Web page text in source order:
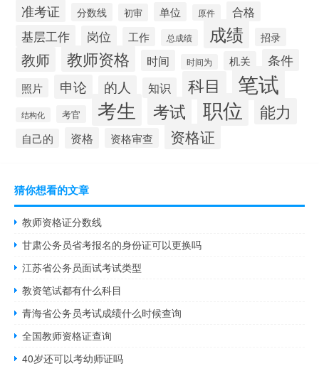
准考证 分数线 初审 单位 原件 合格
基层工作 岗位 工作 总成绩 成绩 招录
教师 教师资格 时间 时间为 机关 条件
照片 申论 的人 知识 科目 笔试
结构化 考官 考生 考试 职位 能力
自己的 资格 资格审查 资格证
猜你想看的文章
教师资格证分数线
甘肃公务员省考报名的身份证可以更换吗
江苏省公务员面试考试类型
教资笔试都有什么科目
青海省公务员考试成绩什么时候查询
全国教师资格证查询
40岁还可以考幼师证吗